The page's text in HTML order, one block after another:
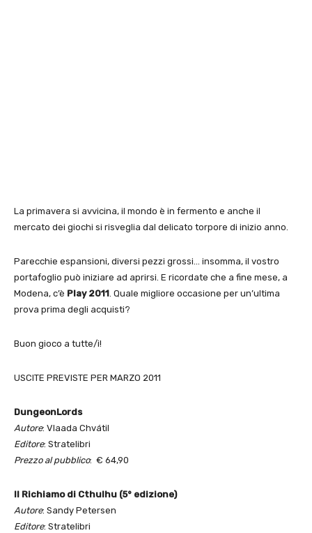
La primavera si avvicina, il mondo è in fermento e anche il
mercato dei giochi si risveglia dal delicato torpore di inizio anno.
Parecchie espansioni, diversi pezzi grossi… insomma, il vostro
portafoglio può iniziare ad aprirsi. E ricordate che a fine mese, a
Modena, c’è Play 2011. Quale migliore occasione per un’ultima
prova prima degli acquisti?
Buon gioco a tutte/i!
USCITE PREVISTE PER MARZO 2011
DungeonLords
Autore: Vlaada Chvátil
Editore: Stratelibri
Prezzo al pubblico: € 64,90
Il Richiamo di Cthulhu (5° edizione)
Autore: Sandy Petersen
Editore: Stratelibri